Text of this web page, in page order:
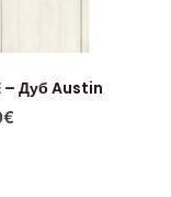
– Дуб Austin
€